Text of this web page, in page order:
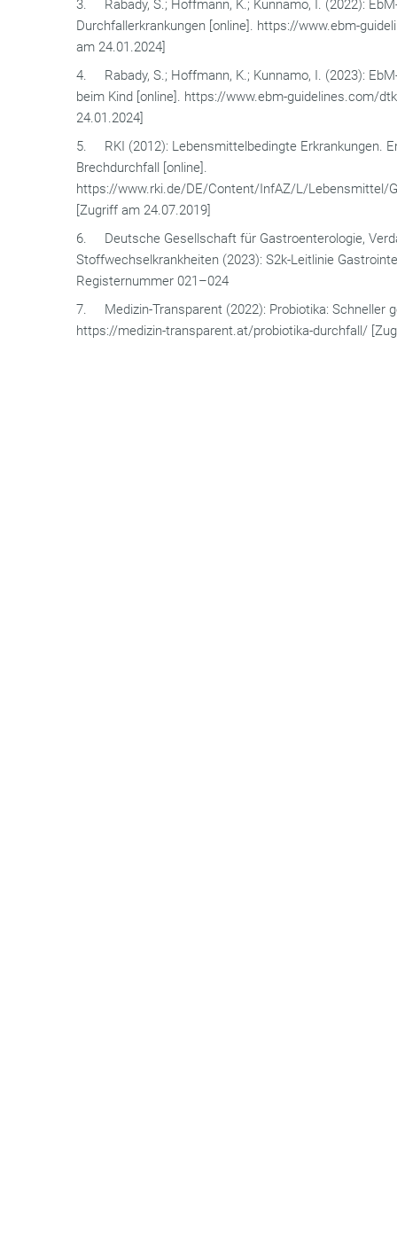
3. Rabady, S.; Hoffmann, K.; Kunnamo, I. (2022):
Durchfallerkrankungen [online]. https://www.ebm-
am 24.01.2024]
4. Rabady, S.; Hoffmann, K.; Kunnamo, I. (2023):
beim Kind [online]. https://www.ebm-guidelines.com/
24.01.2024]
5. RKI (2012): Lebensmittelbedingte Erkrankungen.
Brechdurchfall [online].
https://www.rki.de/DE/Content/InfAZ/L/Lebensmittel/
[Zugriff am 24.07.2019]
6. Deutsche Gesellschaft für Gastroenterologie,
Stoffwechselkrankheiten (2023): S2k-Leitlinie
Registernummer 021–024
7. Medizin-Transparent (2022): Probiotika: Schneller
https://medizin-transparent.at/probiotika-durchfall/